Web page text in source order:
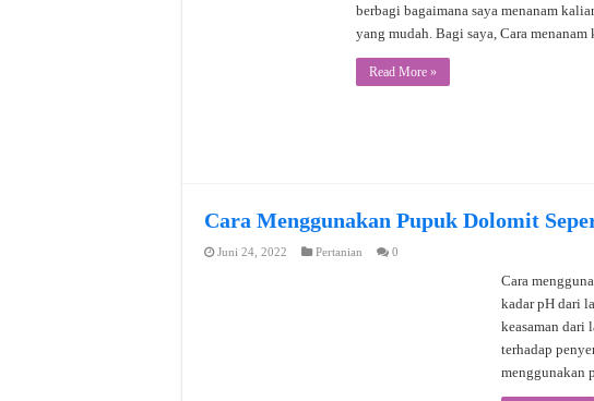
berbagi bagaimana saya menanam
yang mudah. Bagi saya, Cara
Read More »
Cara Menggunakan Pupuk Dolomit
Juni 24, 2022 Pertanian 0
Cara
kadar pH dari
keasaman dari
terhadap